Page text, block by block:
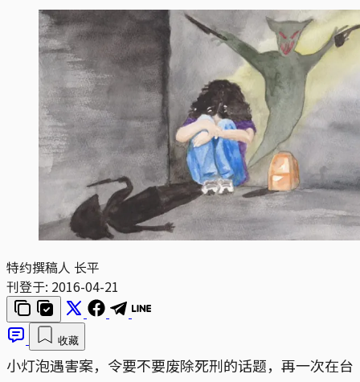
特约撰稿人 长平
刊登于: 2016-04-21
收藏
小灯泡遇害案，令要不要废除死刑的话题，再一次在台